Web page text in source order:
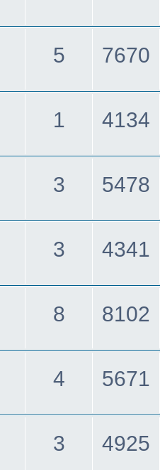
5回
7670
1 4134
3回
5478
3回
4341
8回
8102
4回
5671
3回
4925